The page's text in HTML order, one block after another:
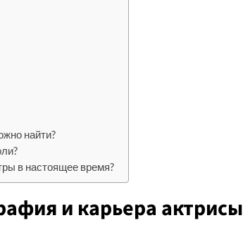
найти?
в настоящее время?
и карьера актрисы